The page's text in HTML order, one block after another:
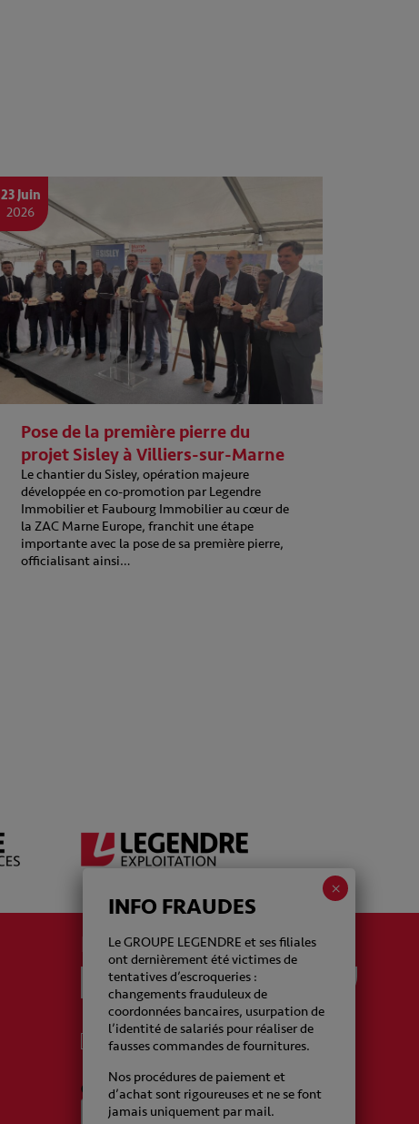
23 Juin
2026
Pose de la première pierre du
projet Sisley à Villiers-sur-Marne
Le chantier du Sisley, opération majeure
développée en co-promotion par Legendre
Immobilier et Faubourg Immobilier au cœur de
la ZAC Marne Europe, franchit une étape
importante avec la pose de sa première pierre,
officialisant ainsi…
La newsletter Legendre
J'accepte de recevoir de la part du Groupe
Legendre des emails
CAPTCHA
INFO FRAUDES
Le GROUPE LEGENDRE et ses filiales
ont dernièrement été victimes de
tentatives d’escroqueries :
changements frauduleux de
coordonnées bancaires, usurpation de
l’identité de salariés pour réaliser de
fausses commandes de fournitures.
Nos procédures de paiement et
d’achat sont rigoureuses et ne se font
jamais uniquement par mail.